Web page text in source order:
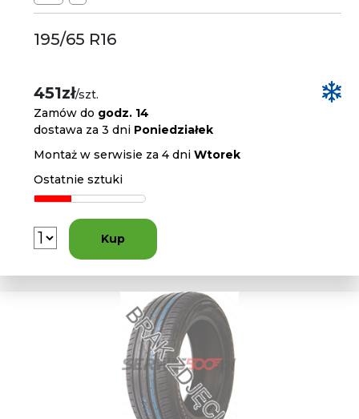
195/65 R16
451zł/szt.
Zamów do godz. 14
dostawa za 3 dni Poniedziałek
Montaż w serwisie za 4 dniWtorek
Ostatnie sztuki
Kup